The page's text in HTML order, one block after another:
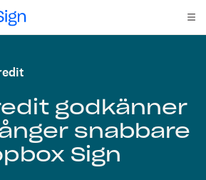
godkänner
snabbare
Sign